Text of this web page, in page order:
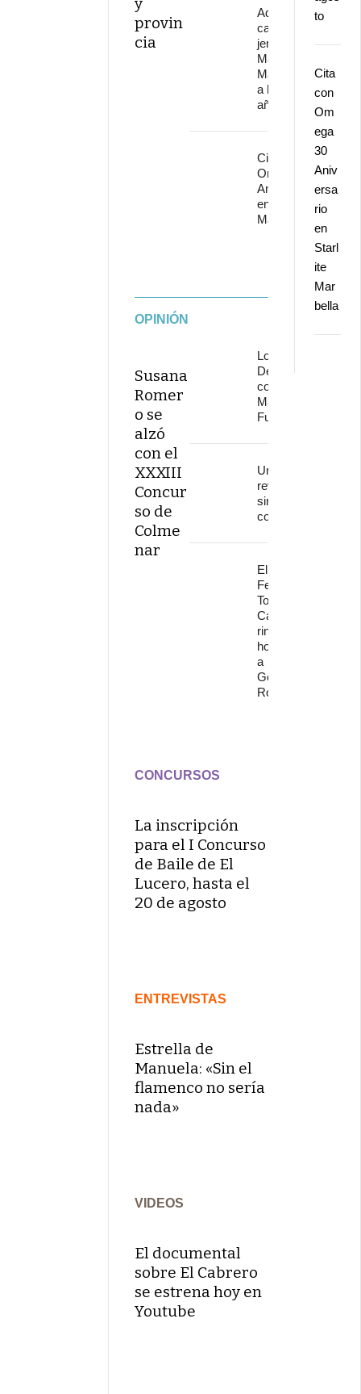
provin
cia
Adiós al
cantaor
jerezano
Manuel
Malena
a los 67
años
Cita con
Omega 30
Aniversario
en Starlite
Marbella
OPINIÓN
Susana
Romer
o se
alzó
con el
XXXIII
Concur
so de
Colme
nar
Los
Delinqüentes
conquistan
Marenostrum
Fuengirola
Una
revolución
sin
continuidad
El
Festival
Torre del
Cante
rinde
homenaje
a
Gonzalo
Rojo
CONCURSOS
La inscripción
para el I Concurso
de Baile de El
Lucero, hasta el
20 de agosto
ENTREVISTAS
Estrella de
Manuela: «Sin el
flamenco no sería
nada»
VIDEOS
El documental
sobre El Cabrero
se estrena hoy en
Youtube
to
Cita
con
Om
ega
30
Aniv
ersa
rio
en
Starl
ite
Mar
bella